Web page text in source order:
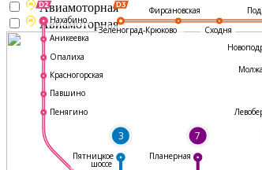
3 7
Фирсановская
Сходня
Нахабино
Аникеевка
Опалиха
Красногорская
Павшино
Пенягино
Пятницкое
шоссе
Планерная
Зеленоград-Крюково
Авиамоторная
Авиамоторная